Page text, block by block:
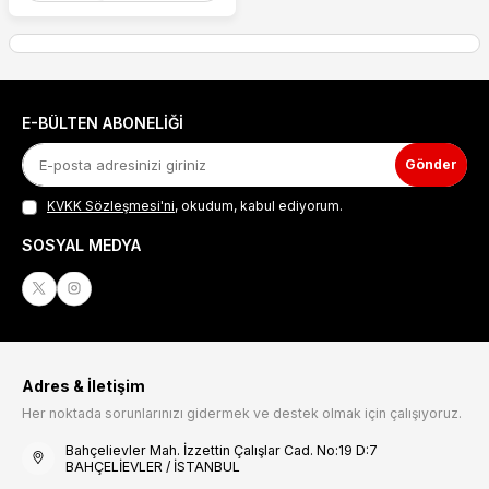
E-BÜLTEN ABONELIĞI
Gönder
KVKK Sözleşmesi'ni, okudum, kabul ediyorum.
SOSYAL MEDYA
Adres & İletişim
Her noktada sorunlarınızı gidermek ve destek olmak için çalışıyoruz.
Bahçelievler Mah. İzzettin Çalışlar Cad. No:19 D:7
BAHÇELİEVLER / İSTANBUL